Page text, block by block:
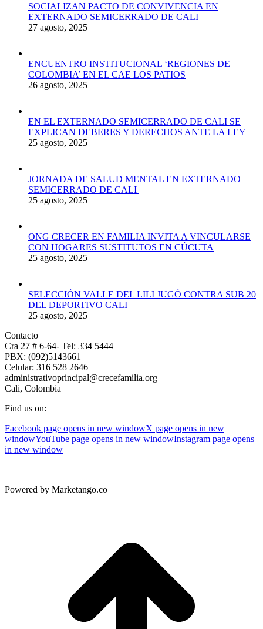
SOCIALIZAN PACTO DE CONVIVENCIA EN
EXTERNADO SEMICERRADO DE CALI
27 agosto, 2025
ENCUENTRO INSTITUCIONAL ‘REGIONES DE
COLOMBIA’ EN EL CAE LOS PATIOS
26 agosto, 2025
EN EL EXTERNADO SEMICERRADO DE CALI SE
EXPLICAN DEBERES Y DERECHOS ANTE LA LEY
25 agosto, 2025
JORNADA DE SALUD MENTAL EN EXTERNADO
SEMICERRADO DE CALI
25 agosto, 2025
ONG CRECER EN FAMILIA INVITA A VINCULARSE
CON HOGARES SUSTITUTOS EN CÚCUTA
25 agosto, 2025
SELECCIÓN VALLE DEL LILI JUGÓ CONTRA SUB 20
DEL DEPORTIVO CALI
25 agosto, 2025
Contacto
Cra 27 # 6-64- Tel: 334 5444
PBX: (092)5143661
Celular: 316 528 2646
administrativoprincipal@crecefamilia.org
Cali, Colombia
Find us on:
Facebook page opens in new windowX page opens in new
windowYouTube page opens in new windowInstagram page opens
in new window
Powered by Marketango.co